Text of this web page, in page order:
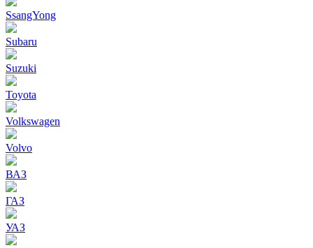
SsangYong
Subaru
Suzuki
Toyota
Volkswagen
Volvo
ВАЗ
ГАЗ
УАЗ